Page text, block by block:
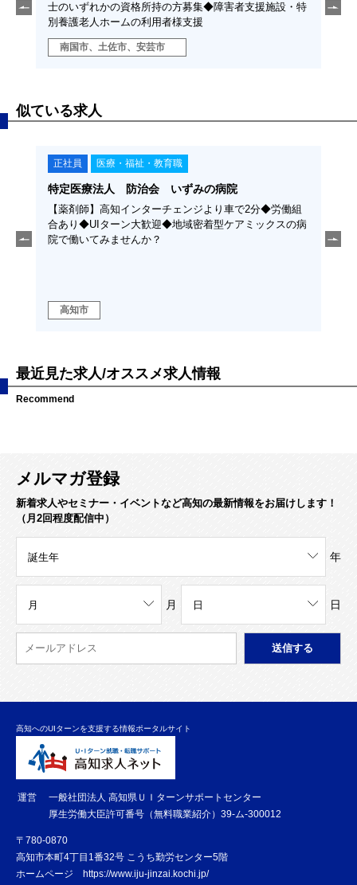
で
士のいずれかの資格所持の方募集◆障害者支援施設・特
別養護老人ホームの利用者様支援
南国市、土佐市、安芸市
年間
似ている求人
え
正社員 医療・福祉・教育職
特定医療法人 防治会 いずみの病院
【薬剤師】高知インターチェンジより車で2分◆労働組
合あり◆UIターン大歓迎◆地域密着型ケアミックスの病
院で働いてみませんか？
高知市
いて
最近見た求人/オススメ求人情報
Recommend
メルマガ登録
新着求人やセミナー・イベントなど高知の最新情報をお届けします！
（月2回程度配信中）
年
月 日
高知へのUIターンを支援する情報ポータルサイト
運営
一般社団法人 高知県ＵＩターンサポートセンター
厚生労働大臣許可番号（無料職業紹介）39-ム-300012
〒780-0870
高知市本町4丁目1番32号 こうち勤労センター5階
ホームページ https://www.iju-jinzai.kochi.jp/